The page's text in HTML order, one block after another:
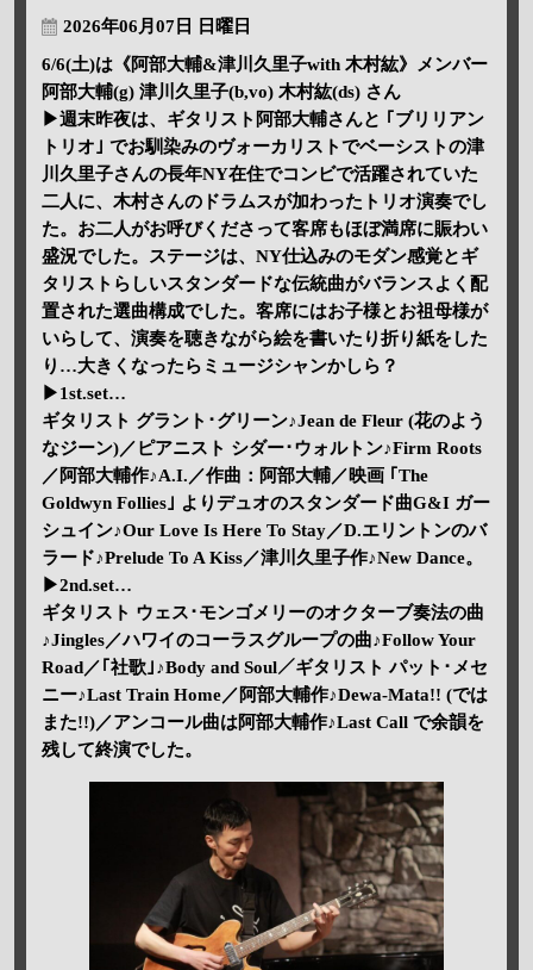
2026年06月07日 日曜日
6/6(土)は《阿部大輔&津川久里子with 木村紘》メンバー
阿部大輔(g) 津川久里子(b,vo) 木村紘(ds) さん
▶週末昨夜は、ギタリスト阿部大輔さんと ｢ブリリアン
トリオ｣ でお馴染みのヴォーカリストでベーシストの津
川久里子さんの長年NY在住でコンビで活躍されていた
二人に、木村さんのドラムスが加わったトリオ演奏でし
た。お二人がお呼びくださって客席もほぼ満席に賑わい
盛況でした。ステージは、NY仕込みのモダン感覚とギ
タリストらしいスタンダードな伝統曲がバランスよく配
置された選曲構成でした。客席にはお子様とお祖母様が
いらして、演奏を聴きながら絵を書いたり折り紙をした
り…大きくなったらミュージシャンかしら？
▶1st.set…
ギタリスト グラント･グリーン♪Jean de Fleur (花のよう
なジーン)／ピアニスト シダー･ウォルトン♪Firm Roots
／阿部大輔作♪A.I.／作曲：阿部大輔／映画 ｢The
Goldwyn Follies｣ よりデュオのスタンダード曲G&I ガー
シュイン♪Our Love Is Here To Stay／D.エリントンのバ
ラード♪Prelude To A Kiss／津川久里子作♪New Dance。
▶2nd.set…
ギタリスト ウェス･モンゴメリーのオクターブ奏法の曲
♪Jingles／ハワイのコーラスグループの曲♪Follow Your
Road／｢社歌｣♪Body and Soul／ギタリスト パット･メセ
ニー♪Last Train Home／阿部大輔作♪Dewa-Mata!! (では
また!!)／アンコール曲は阿部大輔作♪Last Call で余韻を
残して終演でした。